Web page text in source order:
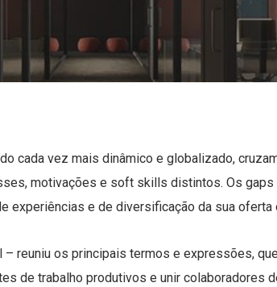
cada vez mais dinâmico e globalizado,
motivações e soft skills distintos. Os
experiências e de diversificação da sua oferta
reuniu os principais termos e expressões,
de trabalho produtivos e unir colaboradores